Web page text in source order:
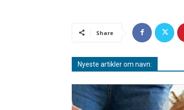
Share
Nyeste artikler om navn: